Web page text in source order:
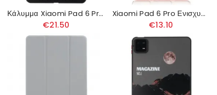
Κάλυμμα Xiaomi Pad 6 Pro Ηλιοβασίλεμα
€21.50
Xiaomi Pad 6 Pro Ενισχυμένο
€13.10